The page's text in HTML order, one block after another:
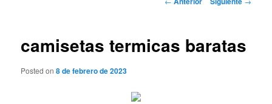
camisetas termicas baratas
Posted on8 de febrero de 2023